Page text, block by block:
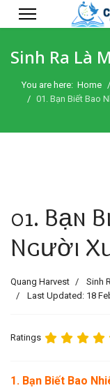
Sinh Ra Là
You are here: Home
01. Bạn Biết Bao
01. Bạn
Người
Quang Harvest
Sinh
Last Updated: 18
Ratings
1. Bạn Biết Bao